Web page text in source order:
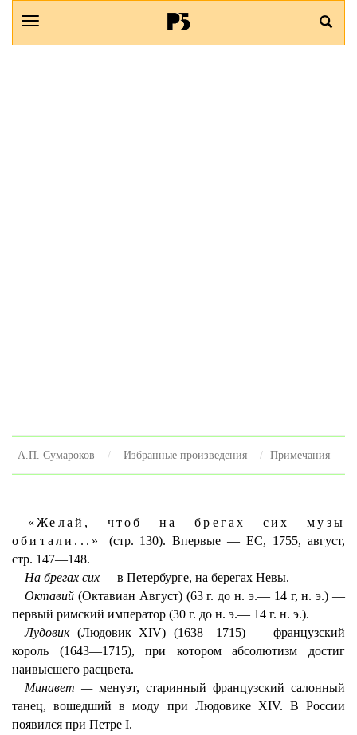
А.П. Сумароков Избранные произведения Примечания
«Желай, чтоб на брегах сих музы
обитали...»(стр. 130). Впервые — ЕС, 1755, август,
стр. 147—148.
На брегах сих —в Петербурге, на берегах Невы.
Октавий (Октавиан Август) (63 г. до н. э.— 14 г, н. э.) —
первый римский император (30 г. до н. э.— 14 г. н. э.).
Лудовик (Людовик XIV) (1638—1715) — французский
король (1643—1715), при котором абсолютизм достиг
наивысшего расцвета.
Минавет — менуэт, старинный французский салонный
танец, вошедший в моду при Людовике XIV. В России
появился при Петре I.